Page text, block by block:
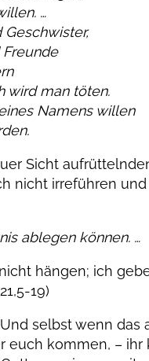
…
wird man töten.
Namens willen
Sicht
nicht irreführen
ablegen können. …
hängen; ich
19)
selbst wenn das
euch kommen, – ihr